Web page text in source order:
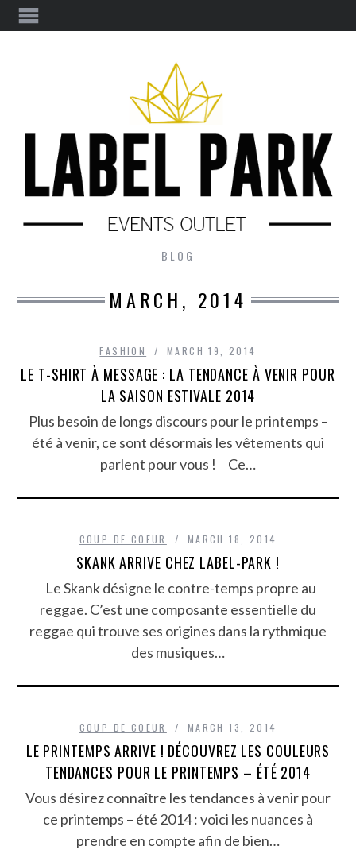
BLOG
MARCH, 2014
FASHION MARCH 19, 2014
LE T-SHIRT À MESSAGE : LA TENDANCE À VENIR POUR
LA SAISON ESTIVALE 2014
Plus besoin de longs discours pour le printemps –
été à venir, ce sont désormais les vêtements qui
parlent pour vous ! Ce…
COUP DE COEUR MARCH 18, 2014
SKANK ARRIVE CHEZ LABEL-PARK !
Le Skank désigne le contre-temps propre au
reggae. C’est une composante essentielle du
reggae qui trouve ses origines dans la rythmique
des musiques…
COUP DE COEUR MARCH 13, 2014
LE PRINTEMPS ARRIVE ! DÉCOUVREZ LES COULEURS
TENDANCES POUR LE PRINTEMPS – ÉTÉ 2014
Vous désirez connaître les tendances à venir pour
ce printemps – été 2014 : voici les nuances à
prendre en compte afin de bien…